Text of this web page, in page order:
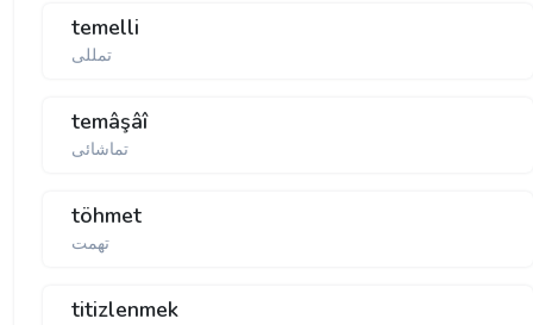
temelli
تمللی
temâşâî
تماشائی
töhmet
تهمت
titizlenmek